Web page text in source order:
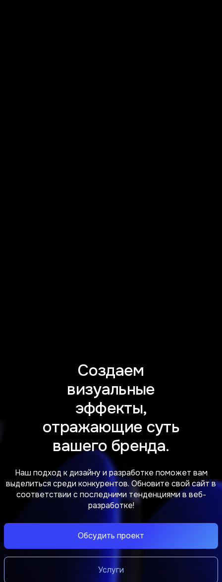
Создаем
визуальные
эффекты,
отражающие суть
вашего бренда.
Наш подход к дизайну и разработке поможет вам
выделиться среди конкурентов. Обновите свой сайт в
соответствии с последними тенденциями в веб-
разработке!
Обсудить проект
Услуги